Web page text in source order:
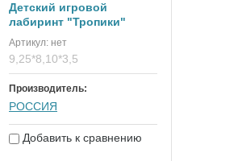
Детский игровой
лабиринт "Тропики"
Артикул: нет
9,25*8,10*3,5
Производитель:
РОССИЯ
Добавить к сравнению